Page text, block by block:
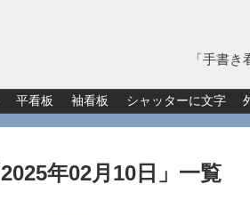
「手書
平看板 袖看板 シャッターに文字
2025年02月10日 」 一覧